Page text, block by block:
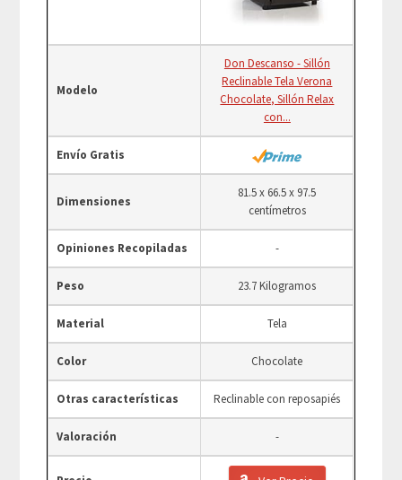
Modelo
Don Descanso - Sillón
Reclinable Tela Verona
Chocolate, Sillón Relax
con...
Envío Gratis
Dimensiones
81.5 x 66.5 x 97.5
centímetros
Opiniones Recopiladas -
Peso 23.7 Kilogramos
Material Tela
Color Chocolate
Otras características Reclinable con reposapiés
Valoración -